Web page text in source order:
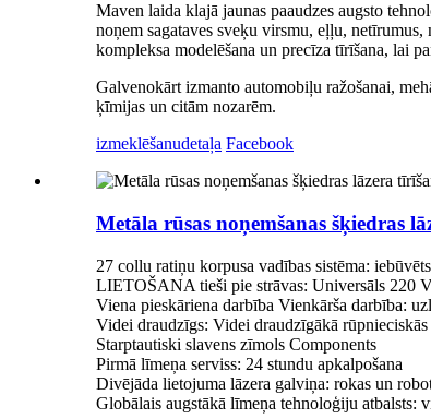
Maven laida klajā jaunas paaudzes augsto
noņem sagataves sveķu virsmu, eļļu,
kompleksa modelēšana un precīza tīrīšana, lai
Galvenokārt izmanto automobiļu ražošanai,
ķīmijas un citām nozarēm.
izmeklēšanudetaļa Facebook
Metāla rūsas noņemšanas šķiedras
27 collu ratiņu korpusa vadības sistēma:
LIETOŠANA tieši pie strāvas: Universāls 220
Viena pieskāriena darbība Vienkārša darbība:
Videi draudzīgs: Videi draudzīgākā rūpnieciskās
Starptautiski slavens zīmols Components
Pirmā līmeņa serviss: 24 stundu apkalpošana
Divējāda lietojuma lāzera galviņa: rokas un
Globālais augstākā līmeņa tehnoloģiju atbalsts: